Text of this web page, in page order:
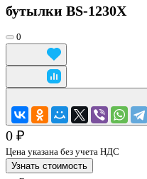
бутылки BS-1230X
0
0 ₽
Цена указана без учета НДС
Узнать стоимость